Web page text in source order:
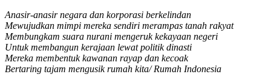
Anasir-anasir negara dan korporasi berkelindan
Mewujudkan mimpi mereka sendiri merampas tanah rakyat
Membungkam suara nurani mengeruk kekayaan negeri
Untuk membangun kerajaan lewat politik dinasti
Mereka membentuk kawanan rayap dan kecoak
Bertaring tajam mengusik rumah kita/ Rumah Indonesia